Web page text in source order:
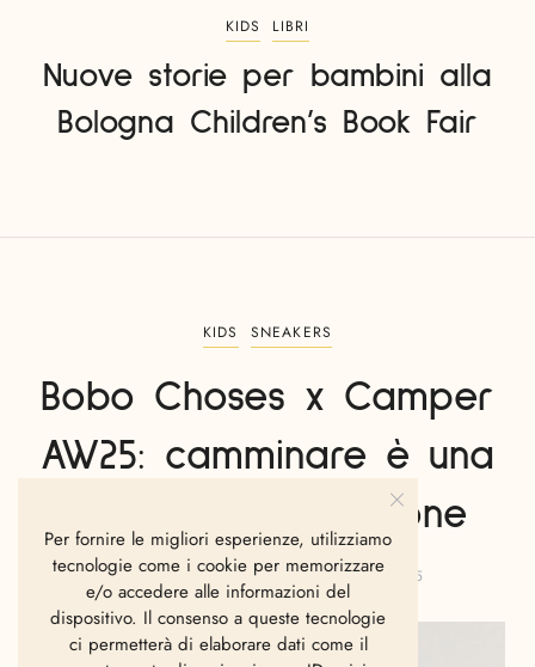
KIDS LIBRI
Nuove storie per bambini alla
Bologna Children’s Book Fair
KIDS SNEAKERS
Bobo Choses x Camper
AW25: camminare è una
forma di espressione
LA REDAZIONE SETTEMBRE 3, 2025
Per fornire le migliori esperienze, utilizziamo
tecnologie come i cookie per memorizzare
e/o accedere alle informazioni del
dispositivo. Il consenso a queste tecnologie
ci permetterà di elaborare dati come il